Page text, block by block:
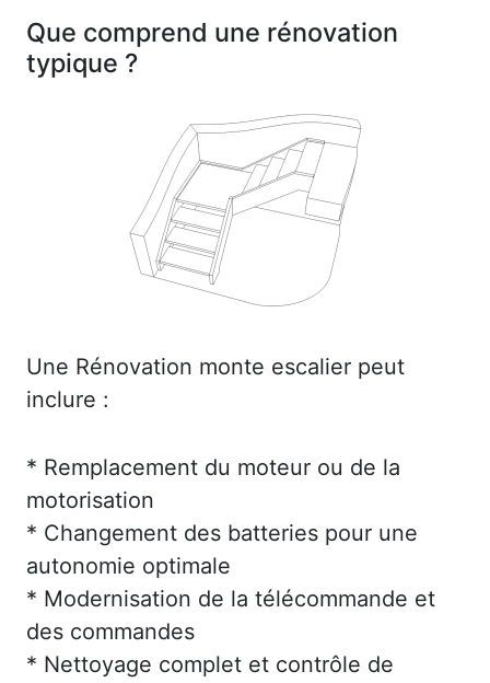
Que comprend une rénovation
typique ?
Une Rénovation monte escalier peut
inclure :
* Remplacement du moteur ou de la
motorisation
* Changement des batteries pour une
autonomie optimale
* Modernisation de la télécommande et
des commandes
* Nettoyage complet et contrôle de